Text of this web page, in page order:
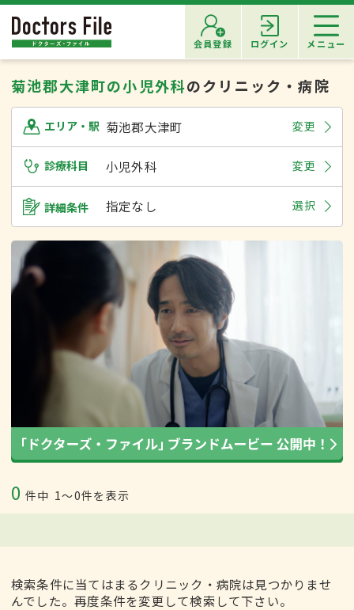
会員登録 ログイン メニュー
菊池郡大津町の小児外科のクリニック・病院
エリア・駅 菊池郡大津町 変更
診療科目 小児外科 変更
詳細条件 指定なし 選択
0 件中 1〜0件を表示
検索条件に当てはまるクリニック・病院は見つかりませ
んでした。再度条件を変更して検索して下さい。